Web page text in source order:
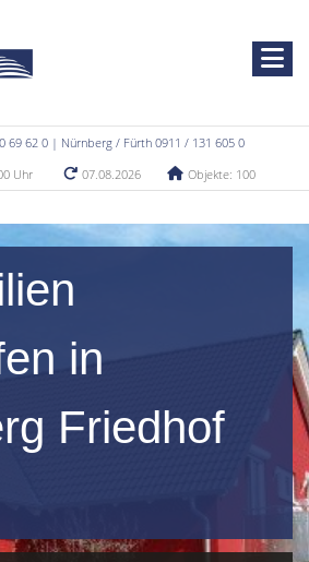
69 62 0 | Nürnberg / Fürth 0911 / 131 605 0
Uhr
07.08.2026 Objekte: 100
in
Friedhof